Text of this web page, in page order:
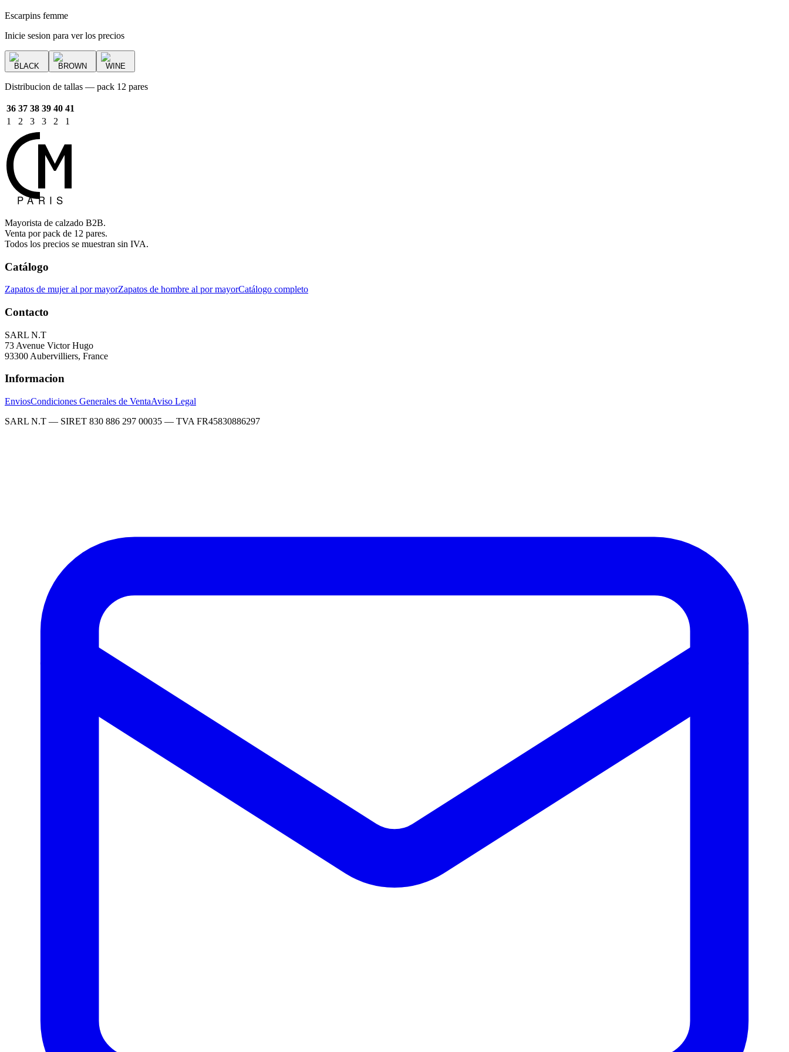
Escarpins femme
Inicie sesion para ver los precios
BLACK BROWN WINE
Distribucion de tallas — pack 12 pares
36 37 38 39 40 41
1
2 3 3 2 1
Mayorista de calzado B2B.
Venta por pack de 12 pares.
Todos los precios se muestran sin IVA.
Catálogo
Zapatos de mujer al por mayorZapatos de hombre al por mayorCatálogo completo
Contacto
SARL N.T
73 Avenue Victor Hugo
93300 Aubervilliers, France
Informacion
EnviosCondiciones Generales de VentaAviso Legal
SARL N.T — SIRET 830 886 297 00035 — TVA FR45830886297